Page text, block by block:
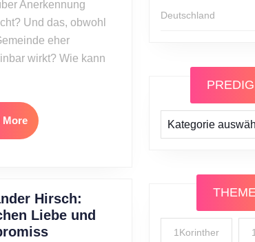
Anerkennung
Und das, obwohl
eher
wirkt? Wie kann
MoreRead
More
Hirsch:
Liebe und
Deutschland
Prediger
1Korinther